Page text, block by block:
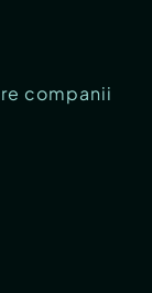
companii